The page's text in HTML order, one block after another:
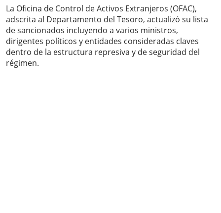
La Oficina de Control de Activos Extranjeros (OFAC),
adscrita al Departamento del Tesoro, actualizó su lista
de sancionados incluyendo a varios ministros,
dirigentes políticos y entidades consideradas claves
dentro de la estructura represiva y de seguridad del
régimen.